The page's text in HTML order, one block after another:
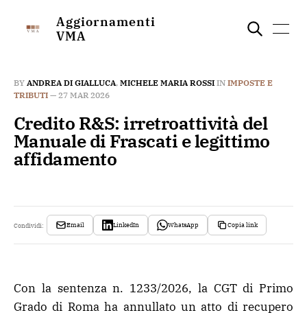
Aggiornamenti
VMA
BY ANDREA DI GIALLUCA, MICHELE MARIA ROSSI IN IMPOSTE E
TRIBUTI — 27 MAR 2026
Credito R&S: irretroattività del
Manuale di Frascati e legittimo
affidamento
Condividi: Email LinkedIn WhatsApp Copia link
Con la sentenza n. 1233/2026, la CGT di Primo
Grado di Roma ha annullato un atto di recupero